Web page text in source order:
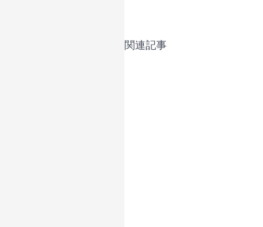
関連記事